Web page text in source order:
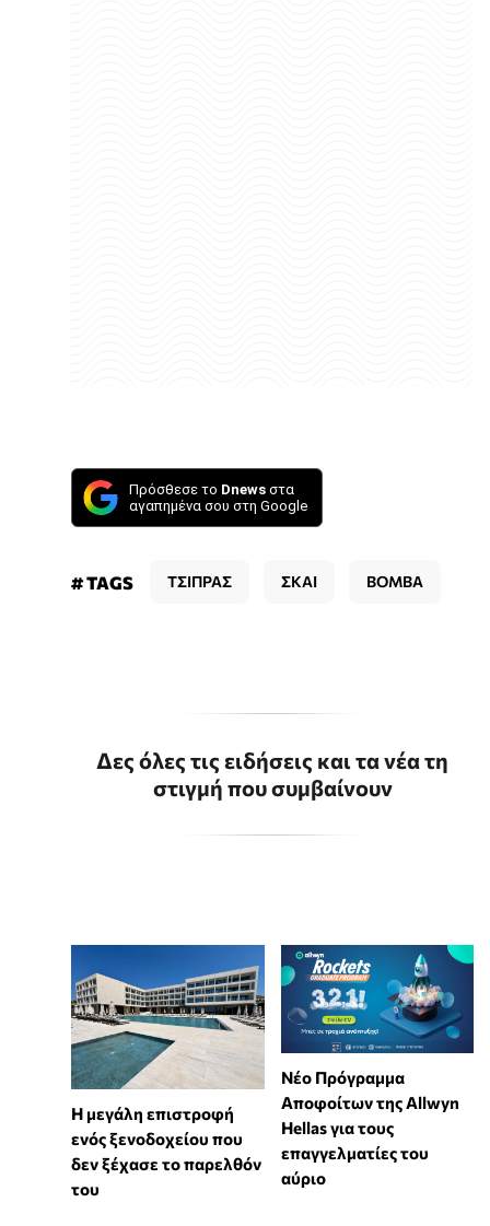
Πρόσθεσε το Dnews στα
αγαπημένα σου στη Google
# TAGS ΤΣΙΠΡΑΣ ΣΚΑΙ ΒΟΜΒΑ
Δες όλες τις ειδήσεις και τα νέα τη
στιγμή που συμβαίνουν
Η μεγάλη επιστροφή
ενός ξενοδοχείου που
δεν ξέχασε το παρελθόν
του
Νέο Πρόγραμμα
Αποφοίτων της Allwyn
Hellas για τους
επαγγελματίες του
αύριο